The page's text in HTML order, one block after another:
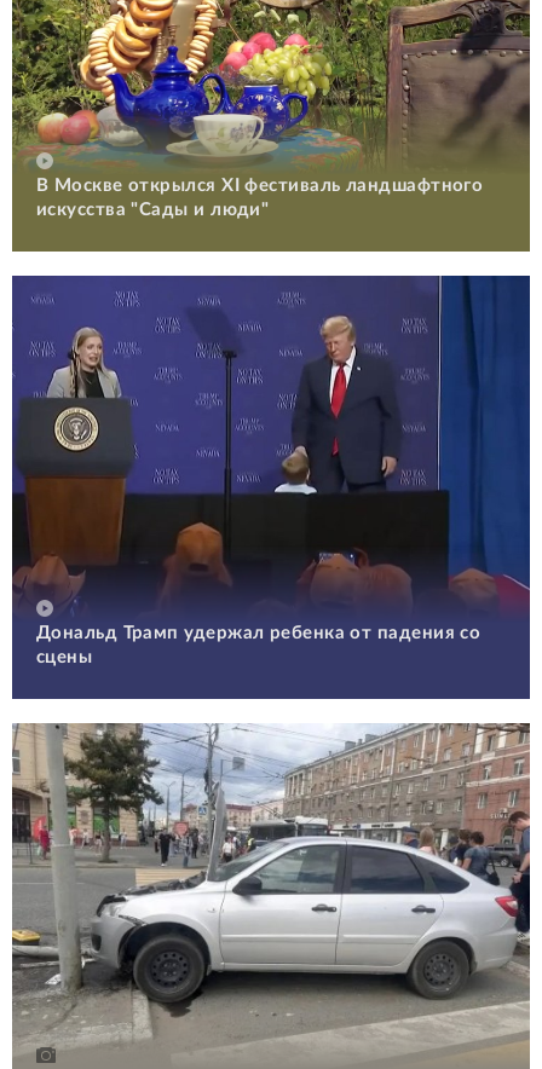
В Москве открылся XI фестиваль ландшафтного
искусства "Сады и люди"
Дональд Трамп удержал ребенка от падения со
сцены